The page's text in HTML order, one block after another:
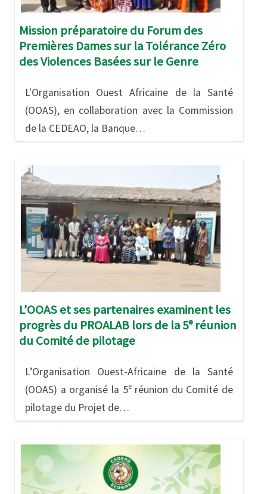
Mission préparatoire du Forum des
Premières Dames sur la Tolérance Zéro
des Violences Basées sur le Genre
L'Organisation Ouest Africaine de la Santé
(OOAS), en collaboration avec la Commission
de la CEDEAO, la Banque…
Image
L’OOAS et ses partenaires examinent les
progrès du PROALAB lors de la 5ᵉ réunion
du Comité de pilotage
L’Organisation Ouest-Africaine de la Santé
(OOAS) a organisé la 5ᵉ réunion du Comité de
pilotage du Projet de…
Image